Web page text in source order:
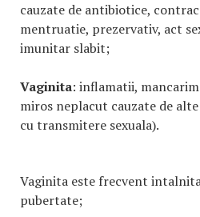
cauzate de antibiotice,
mentruatie, prezervativ, act
imunitar slabit;
Vaginita: inflamatii,
miros neplacut cauzate de
cu transmitere sexuala).
Vaginita este frecvent
pubertate;